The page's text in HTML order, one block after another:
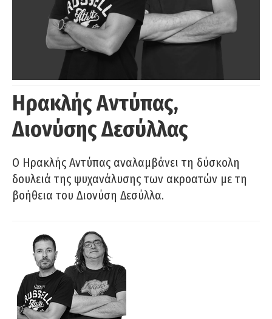
Ηρακλής Αντύπας,
Διονύσης Δεσύλλας
Ο Ηρακλής Αντύπας αναλαμβάνει τη δύσκολη
δουλειά της ψυχανάλυσης των ακροατών με τη
βοήθεια του Διονύση Δεσύλλα.